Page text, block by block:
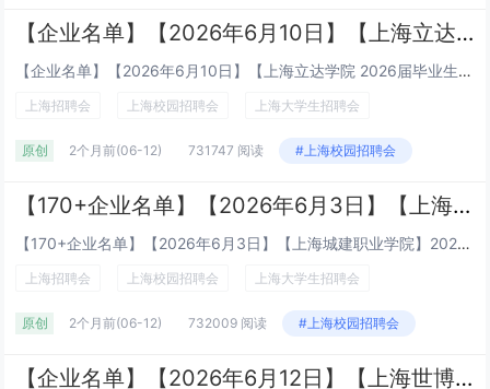
【企业名单】【2026年6月10日】【上海立达学院 2026届毕业生就业招聘会 2027届实习生招聘会】
【企业名单】【2026年6月10日】【上海立达学院 2026届毕业生就业招聘会 2027届实习生招聘会】2026年6月10日（周三）下午：13：00-16：00地点上海立达学院综合楼C区室内体育馆（上海市松江区车亭公路1788号...
上海招聘会 上海校园招聘会 上海大学生招聘会
原创 2个月前(06-12) 731747 阅读 #上海校园招聘会
【170+企业名单】【2026年6月3日】【上海城建职业学院】2026届毕业生暨2027届实习生招聘会启动！
【170+企业名单】【2026年6月3日】【上海城建职业学院】2026届毕业生暨2027届实习生招聘会启动！时间：2026年6月3日（周三）13:30-16:00 地点：上海城建职业学院 奉贤校区 篮球场地址：上海奉贤南亭公路20...
上海招聘会 上海校园招聘会 上海大学生招聘会
原创 2个月前(06-12) 732009 阅读 #上海校园招聘会
【企业名单】【2026年6月12日】【上海世博展览馆2号馆】活动面向受众社会应聘者、应届大学生等